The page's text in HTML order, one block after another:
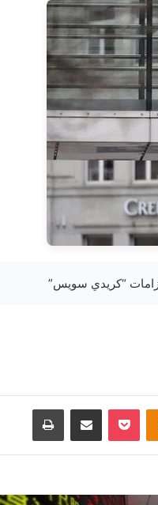
Odnoklassniki
‫Pocket مشاركة عبر البريد طباعة